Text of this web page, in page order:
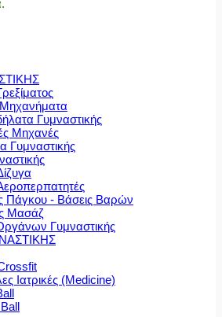
Μηχανήματα
Γυμναστικής
Μηχανές
Γυμναστικής
Πάγκου - Βάσεις Βαρών
Μασάζ
Γυμναστικής
Ιατρικές (Medicine)